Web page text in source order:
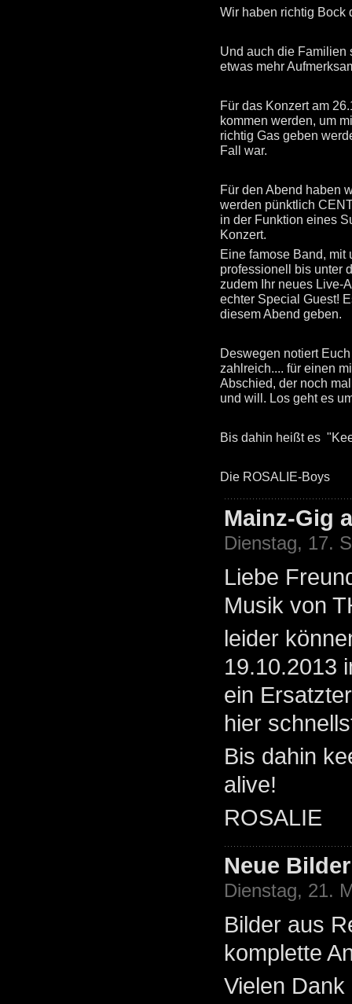
Wir haben richtig Bock
Und auch die Familien
etwas mehr
Für das Konzert am
kommen werden, um
richtig Gas geben
Fall war.
Für den Abend haben
werden pünktlich
in der Funktion eines
Konzert.
Eine famose Band,
professionell bis unter
zudem Ihr neues Live-
echter Special Guest!
diesem Abend geben.
Deswegen notiert
zahlreich.... für einen
Abschied, der noch
und will. Los geht es
Bis dahin heißt es
Die ROSALIE-Boys
Mainz-Gig
Dienstag, 17.
Liebe
Musik von
leider
19.10.2013
ein
hier
Bis dahin
alive!
ROSALIE
Neue
Dienstag, 21.
Bilder aus
komplette
Vielen